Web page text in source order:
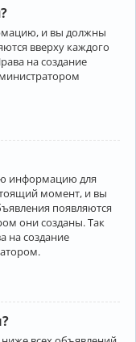
и вы должны
вверху каждого
на создание
информацию для
момент, и вы
появляются
они созданы. Так
на создание